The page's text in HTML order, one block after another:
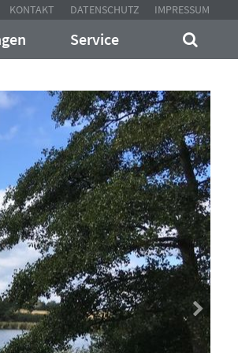
KONTAKT DATENSCHUTZ IMPRESSUM
Service